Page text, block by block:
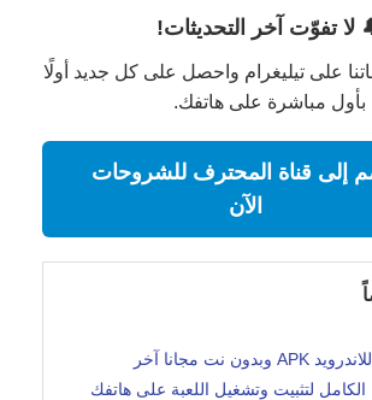
لا تفوّت آخر التحديثات!
على تيليغرام واحصل على كل جديد أولًا
بأول مباشرة على هاتفك.
إلى قناة المحترف للشروحات
الآن
تحميل GTA 5 للاندرويد APK وبدون نت مجانا آخر
الكامل لتثبيت وتشغيل اللعبة على هاتفك